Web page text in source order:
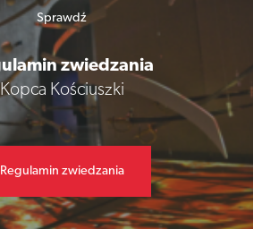
Sprawdź
zwiedzania
Kopca Kościuszki
Regulamin zwiedzania